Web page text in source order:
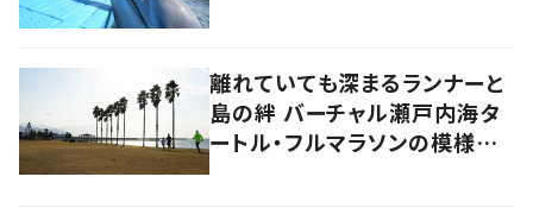
離れていても深まるランナーと
島の絆 バーチャル瀬戸内海タ
ートル・フルマラソンの模様を